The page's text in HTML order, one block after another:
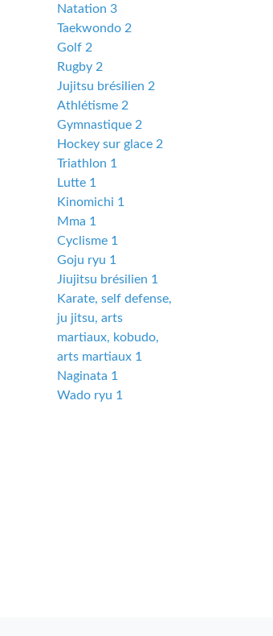
Natation 3
Taekwondo 2
Golf 2
Rugby 2
Jujitsu brésilien 2
Athlétisme 2
Gymnastique 2
Hockey sur glace 2
Triathlon 1
Lutte 1
Kinomichi 1
Mma 1
Cyclisme 1
Goju ryu 1
Jiujitsu brésilien 1
Karate, self defense,
ju jitsu, arts
martiaux, kobudo,
arts martiaux 1
Naginata 1
Wado ryu 1